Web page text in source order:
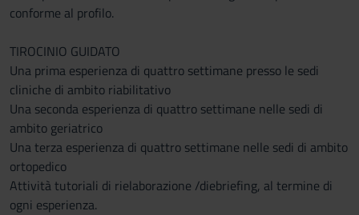
conforme al profilo.
TIROCINIO GUIDATO
Una prima esperienza di quattro settimane presso le sedi
cliniche di ambito riabilitativo
Una seconda esperienza di quattro settimane nelle sedi di
ambito geriatrico
Una terza esperienza di quattro settimane nelle sedi di ambito
ortopedico
Attività tutoriali di rielaborazione /diebriefing, al termine di
ogni esperienza.